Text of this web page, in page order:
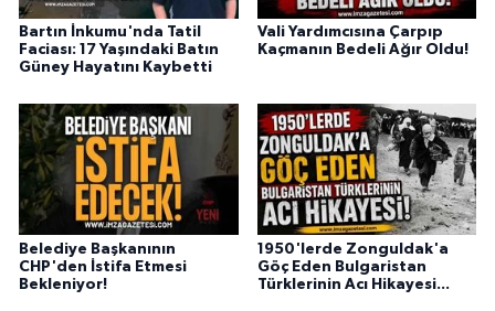
Bartın İnkumu'nda Tatil
Faciası: 17 Yaşındaki Batın
Güney Hayatını Kaybetti
Vali Yardımcısına Çarpıp
Kaçmanın Bedeli Ağır Oldu!
Belediye Başkanının
CHP'den İstifa Etmesi
Bekleniyor!
1950'lerde Zonguldak'a
Göç Eden Bulgaristan
Türklerinin Acı Hikayesi...